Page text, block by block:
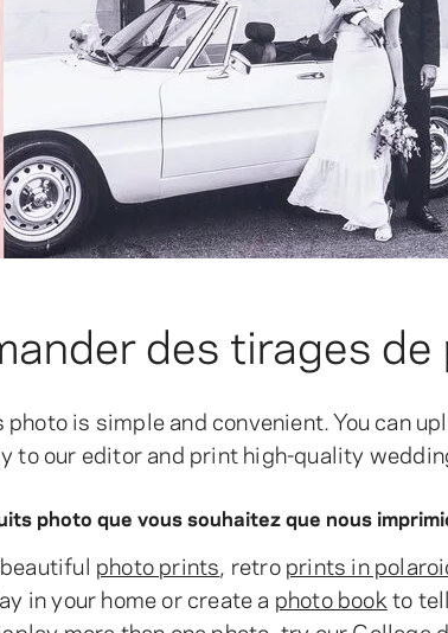
des tirages
is simple and convenient. You can
to our editor and print high-quality
photo que vous souhaitez que nous
photo prints, retroprints in
in your home or create a photo bookto